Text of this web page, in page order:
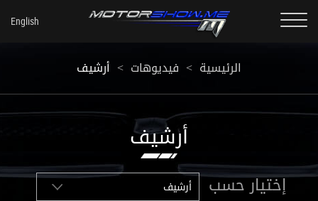
الرئيسية < فيديوهات < أرشيف
أرشيف
إختيار حسب